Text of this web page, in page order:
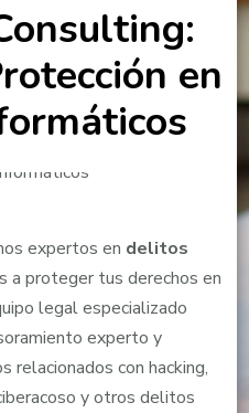
en
expertos en delitos
a proteger tus derechos en
legal especializado
experto y
relacionados con hacking,
y otros delitos